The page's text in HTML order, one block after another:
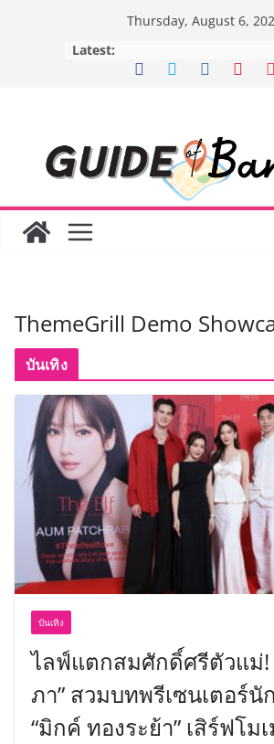
Thursday, August 6,
Latest:
ThemeGrill Demo
บันเทิง
บันเทิง
ไลฟ์แตกสมศักดิ์ศรีตัวแม่!
ภา” สวมบทพรีเซนเตอร์นั
“มิกค์ ทองระย้า” เสิร์ฟโ